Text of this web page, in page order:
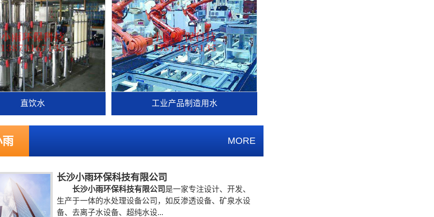
直饮水 工业产品制造用水
雨 MORE
长沙小雨环保科技有限公司
长沙小雨环保科技有限公司 是一家专注设计、开发、
生产于一体的水处理设备公司，如反渗透设备、矿泉水设
备、去离子水设备、超纯水设...